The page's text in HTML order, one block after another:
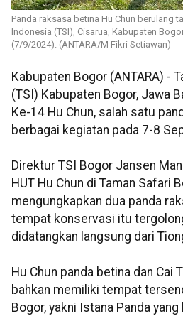
Panda raksasa betina Hu Chun berulang
Indonesia (TSI), Cisarua, Kabupaten
(7/9/2024). (ANTARA/M Fikri Setiawan)
Kabupaten Bogor (ANTARA) -
(TSI) Kabupaten Bogor, Jawa
Ke-14 Hu Chun, salah satu
berbagai kegiatan pada 7-8
Direktur TSI Bogor Jansen
HUT Hu Chun di Taman Safari
mengungkapkan dua panda
tempat konservasi itu
didatangkan langsung dari
Hu Chun panda betina dan Cai
bahkan memiliki tempat
Bogor, yakni Istana Panda